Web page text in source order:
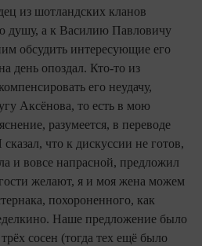
из шотландских кланов
душу, а к Василию Павловичу
обсудить интересующие его
день опоздал. Кто-то из
его неудачу,
Аксёнова, то есть в мою
разумеется, в переводе
что к дискуссии не готов,
и вовсе напрасной, предложил
желают, я и моя жена можем
похороненного, как
Наше предложение было
сосен (тогда тех ещё было